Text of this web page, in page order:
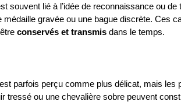
souvent lié à l’idée de reconnaissance ou
médaille gravée ou une bague discrète. Ces
conservés et transmis dans le temps.
parfois perçu comme plus délicat, mais les
tressé ou une chevalière sobre peuvent